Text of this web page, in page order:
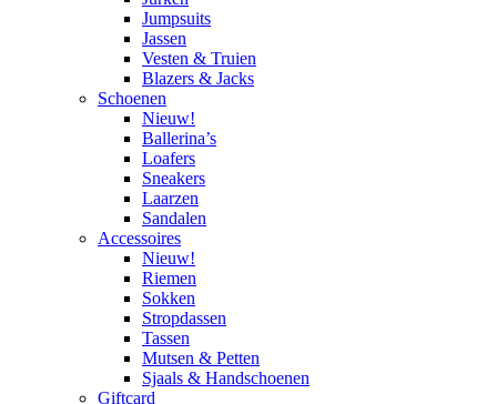
Jumpsuits
Jassen
Vesten & Truien
Blazers & Jacks
Schoenen
Nieuw!
Ballerina’s
Loafers
Sneakers
Laarzen
Sandalen
Accessoires
Nieuw!
Riemen
Sokken
Stropdassen
Tassen
Mutsen & Petten
Sjaals & Handschoenen
Giftcard